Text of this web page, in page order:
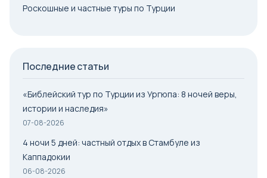
Роскошные и частные туры по Турции
Последние статьи
«Библейский тур по Турции из Ургюпа: 8 ночей веры,
истории и наследия»
07-08-2026
4 ночи 5 дней: частный отдых в Стамбуле из
Каппадокии
06-08-2026